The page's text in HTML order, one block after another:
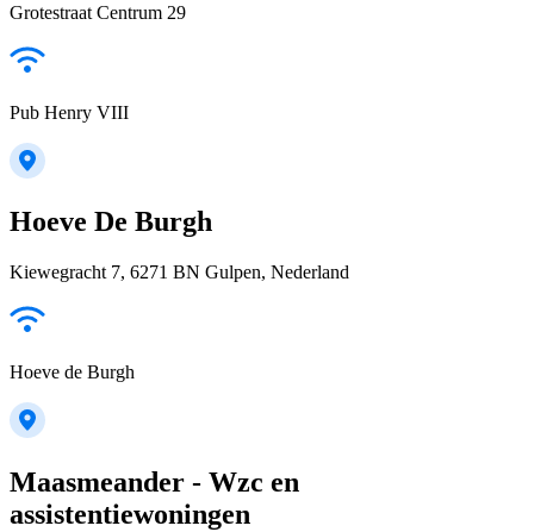
Grotestraat Centrum 29
Pub Henry VIII
Hoeve De Burgh
Kiewegracht 7, 6271 BN Gulpen, Nederland
Hoeve de Burgh
Maasmeander - Wzc en
assistentiewoningen